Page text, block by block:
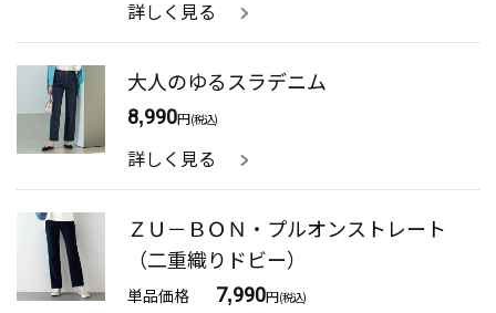
詳しく見る
大人のゆるスラデニム
8,990円(税込)
詳しく見る
ＺＵ－ＢＯＮ・プルオンストレート
（二重織りドビー）
単品価格 7,990円(税込)